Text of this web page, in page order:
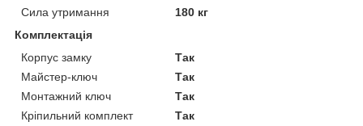
Сила утримання
180 кг
Комплектація
Корпус замку
Так
Майстер-ключ
Так
Монтажний ключ
Так
Кріпильний комплект
Так